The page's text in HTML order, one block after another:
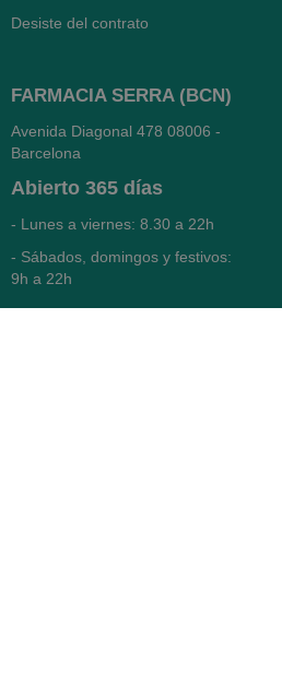
Desiste del contrato
FARMACIA SERRA (BCN)
Avenida Diagonal 478 08006 -
Barcelona
Abierto 365 días
- Lunes a viernes: 8.30 a 22h
- Sábados, domingos y festivos:
9h a 22h